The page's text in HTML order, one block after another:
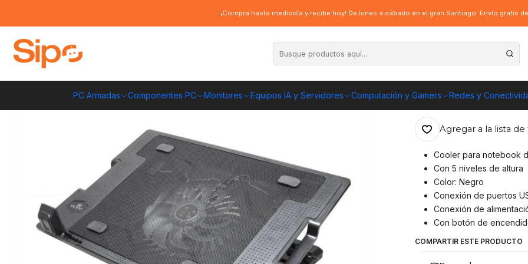
PC Armadas Componentes PC Monitores Equipos IA y Servidores Computación y Gamers Redes y
¡Compra hasta mediodía y recibe hoy! De lunes a sábado en el gran Santiago. Envío gratis
Cooler ErgoStand para notebook de 9" a 17"con 2 puertos usb, 5 niveles
Cooler
puertos usb, 5
ENVÍO GRATIS A
Agregar a la lista de
Cooler para notebook
Con 5 niveles de altura
Color: Negro
Conexión de puertos
Conexión de
Con botón de
COMPARTIR ESTE PRODUCTO